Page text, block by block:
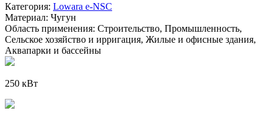
Категория: Lowara e-NSC
Материал: Чугун
Область применения: Строительство, Промышленность,
Сельское хозяйство и ирригация, Жилые и офисные здания,
Аквапарки и бассейны
250 кВт